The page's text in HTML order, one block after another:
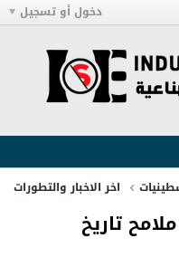
دخول أو تسجيل
اخر الاخبار والتطورات
تاريخ